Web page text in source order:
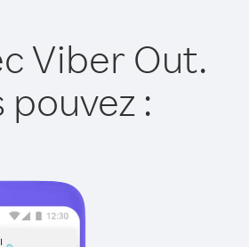
Viber Out.
: